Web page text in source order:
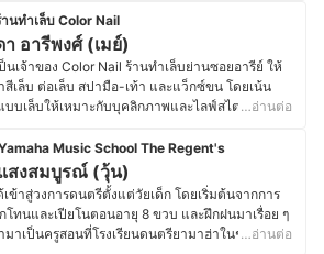
ที่ต้องการพัฒนาศักยภาพของตนเองด้วย เพราะส่วน
มุ่งมั่นว่าอยากใช้ความรู้ความสามารถที่มีอยู่ไป
นักกีฬาหน้าใหม่ ๆ เพื่อให้นักกีฬาเหล่านั้นไม่ต้อง
ในการซ้อมที่ไม่ตรงจุด ช่วยลดการบาดเจ็บและยัง
ออกกำลังกายได้นานขึ้นด้วย
ของ โสภณ ภูวภัทรพร (เอี่ยม)
จนจบคณะนิเทศศาสตร์ จากมหาวิทยาลัยรังสิต
บปริญญาโทด้านบริหารธุรกิจ จากมหาวิทยาลัย
หง แต่ในที่สุดก็กลับสู่ธุรกิจเสริมสวยที่ตนเองเติบโต
ยายามเก็บเกี่ยวประสบการณ์ในด้านการทำผมอยู่
พื่อพัฒนาฝีมือมาเปิดร้านของตนเอง ปัจจุบันคุณ
นเจ้าของธุรกิจร้านเสริมสวย Mamma mia! Hair
นโซนสุขุมวิท ใกล้รถไฟฟ้า BTS อ่อนนุช โดยมี
ของร้านที่เปิดรับการทำผมทุกแบบทุกสไตล์ แต่จะ
านสไตล์เกาหลีเป็นหลัก โดยทางร้านจะมุ่งเน้นเรื่อง
งามของทรงผมไปพร้อมกับการดูแลสุขภาพเส้นผม
าทุกคนที่เข้ามารับบริการ
ของ ธนพล เข็มแก้ว (แบล็ค)
านทำเล็บ Color Nail
อารีพงศ์ (เมย์)
นเจ้าของ Color Nail ร้านทำเล็บย่านซอยอารีย์ ให้
สีเล็บ ต่อเล็บ สปามือ-เท้า และแว็กซ์ขน โดยเน้น
บบเล็บให้เหมาะกับบุคลิกภาพและไลฟ์สไตล์ของ
บ ในอดีตด้วยความหลงใหลในการทำเล็บมาตั้งแต่
ทำให้คุณเมย์ติดตามเทรนด์การทำเล็บอยู่เสมอ ไม่
นสีสัน เทคนิค หรือการออกแบบลายเล็บต่าง ๆ จน
รียนคอร์สเฉพาะทางด้านการทำเล็บและสปาเพื่อ
ษะของตัวเอง โดยปัจจุบันคุณเมย์มุ่งมั่นคัดสรร
ละผลิตภัณฑ์ที่ช่วยให้ลูกค้าได้เล็บที่สวยงามและ
…อ่านต่อ
Music School The Regent's
สงสมบูรณ์ (วุ้น)
ข้าสู่วงการดนตรีตั้งแต่วัยเด็ก โดยเริ่มต้นจากการ
กโทนและเปียโนตอนอายุ 8 ขวบ และฝึกฝนมาเรื่อย ๆ
าเป็นครูสอนที่โรงเรียนดนตรียามาฮ่าในช่วง…อ่านต่อ